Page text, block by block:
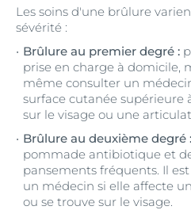
Les soins d'une brûlure
sévérité :
Brûlure au premier degré :
prise en charge à domicile,
même consulter un
surface cutanée supérieure
sur le visage ou une
Brûlure au deuxième degré :
pommade antibiotique et
pansements fréquents. Il
un médecin si elle affecte
ou se trouve sur le visage.